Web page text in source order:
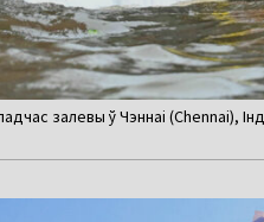
залевы ў Чэннаі (Chennai),